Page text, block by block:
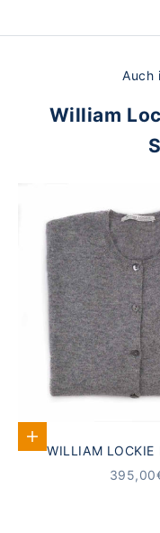
Auch
William
Optionen auswählen
WILLIAM LOCKIE
STRICKJACKE